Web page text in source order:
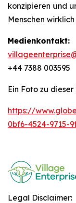
konzipieren und
Menschen
Medienkontakt:
+44 7388 003595
Ein Foto zu
https://
0bf6-4524-9715-
Legal Disclaimer: